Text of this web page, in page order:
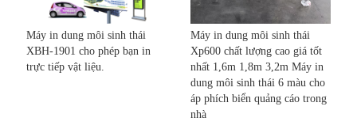
Máy in dung môi sinh thái
XBH-1901 cho phép bạn in
trực tiếp vật liệu.
Máy in dung môi sinh thái
Xp600 chất lượng cao giá tốt
nhất 1,6m 1,8m 3,2m Máy in
dung môi sinh thái 6 màu cho
áp phích biển quảng cáo trong
nhà